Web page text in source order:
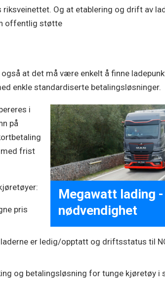
Og at etablering og drift av
offentlig støtte
at det må være enkelt å finne
enkle standardiserte betalingsløsninger.
Megawatt lading -
nødvendighet
i
på
med frist
pris
er ledig/opptatt og driftsstatus til
og betalingsløsning for tunge kjøretøy i